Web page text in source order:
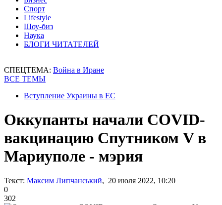
Спорт
Lifestyle
Шоу-биз
Наука
БЛОГИ ЧИТАТЕЛЕЙ
СПЕЦТЕМА: Война в Иране
ВСЕ ТЕМЫ
Вступление Украины в ЕС
Оккупанты начали COVID-
вакцинацию Спутником V в
Мариуполе - мэрия
Текст: Максим Липчанський, 20 июля 2022, 10:20
0
302